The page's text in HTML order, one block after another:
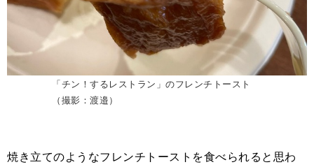
「チン！するレストラン」のフレンチトースト
（撮影：渡邉）
焼き立てのようなフレンチトーストを食べられると思わ